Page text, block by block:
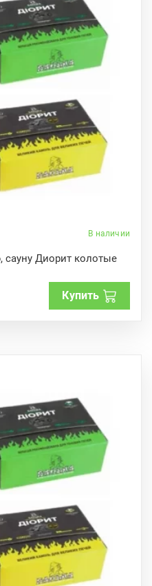
В наличии
Диорит колотые
Купить